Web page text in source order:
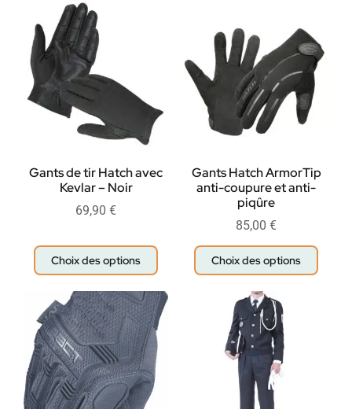
Gants de tir Hatch avec
Kevlar – Noir
69,90 €
Choix des options
Gants Hatch ArmorTip
anti-coupure et anti-
piqûre
85,00 €
Choix des options